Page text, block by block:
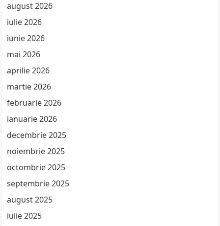
august 2026
iulie 2026
iunie 2026
mai 2026
aprilie 2026
martie 2026
februarie 2026
ianuarie 2026
decembrie 2025
noiembrie 2025
octombrie 2025
septembrie 2025
august 2025
iulie 2025